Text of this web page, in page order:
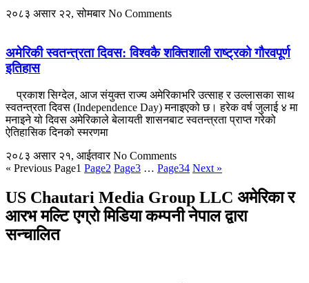
२०८३ असार २२, सोमबारNo Comments
अमेरिकी स्वतन्त्रता दिवस: विश्वकै शक्तिशाली राष्ट्रको गौरवपूर्ण
इतिहास
प्रकाश सिग्देल, आज संयुक्त राज्य अमेरिकाभरि उत्साह र उल्लासका साथ
स्वतन्त्रता दिवस (Independence Day) मनाइएको छ। हरेक वर्ष जुलाई ४ मा
मनाइने यो दिवस अमेरिकाले बेलायती शासनबाट स्वतन्त्रता प्राप्त गरेको
ऐतिहासिक दिनको स्मरणमा
२०८३ असार २१, आईतवारNo Comments
« Previous Page1 Page2 Page3 … Page34 Next »
US Chautari Media Group LLC अमेरिका र
आरभ मल्टि एग्रो मिडिया कम्पनी नेपाल द्वारा
सन्चालित